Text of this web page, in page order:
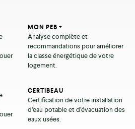
MON PEB +
Analyse complète et
recommandations pour améliorer
la classe énergétique de votre
logement.
CERTIBEAU
Certification de votre installation
d’eau potable et d’évacuation des
eaux usées.